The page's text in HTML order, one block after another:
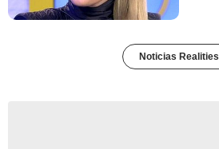
Noticias Realities